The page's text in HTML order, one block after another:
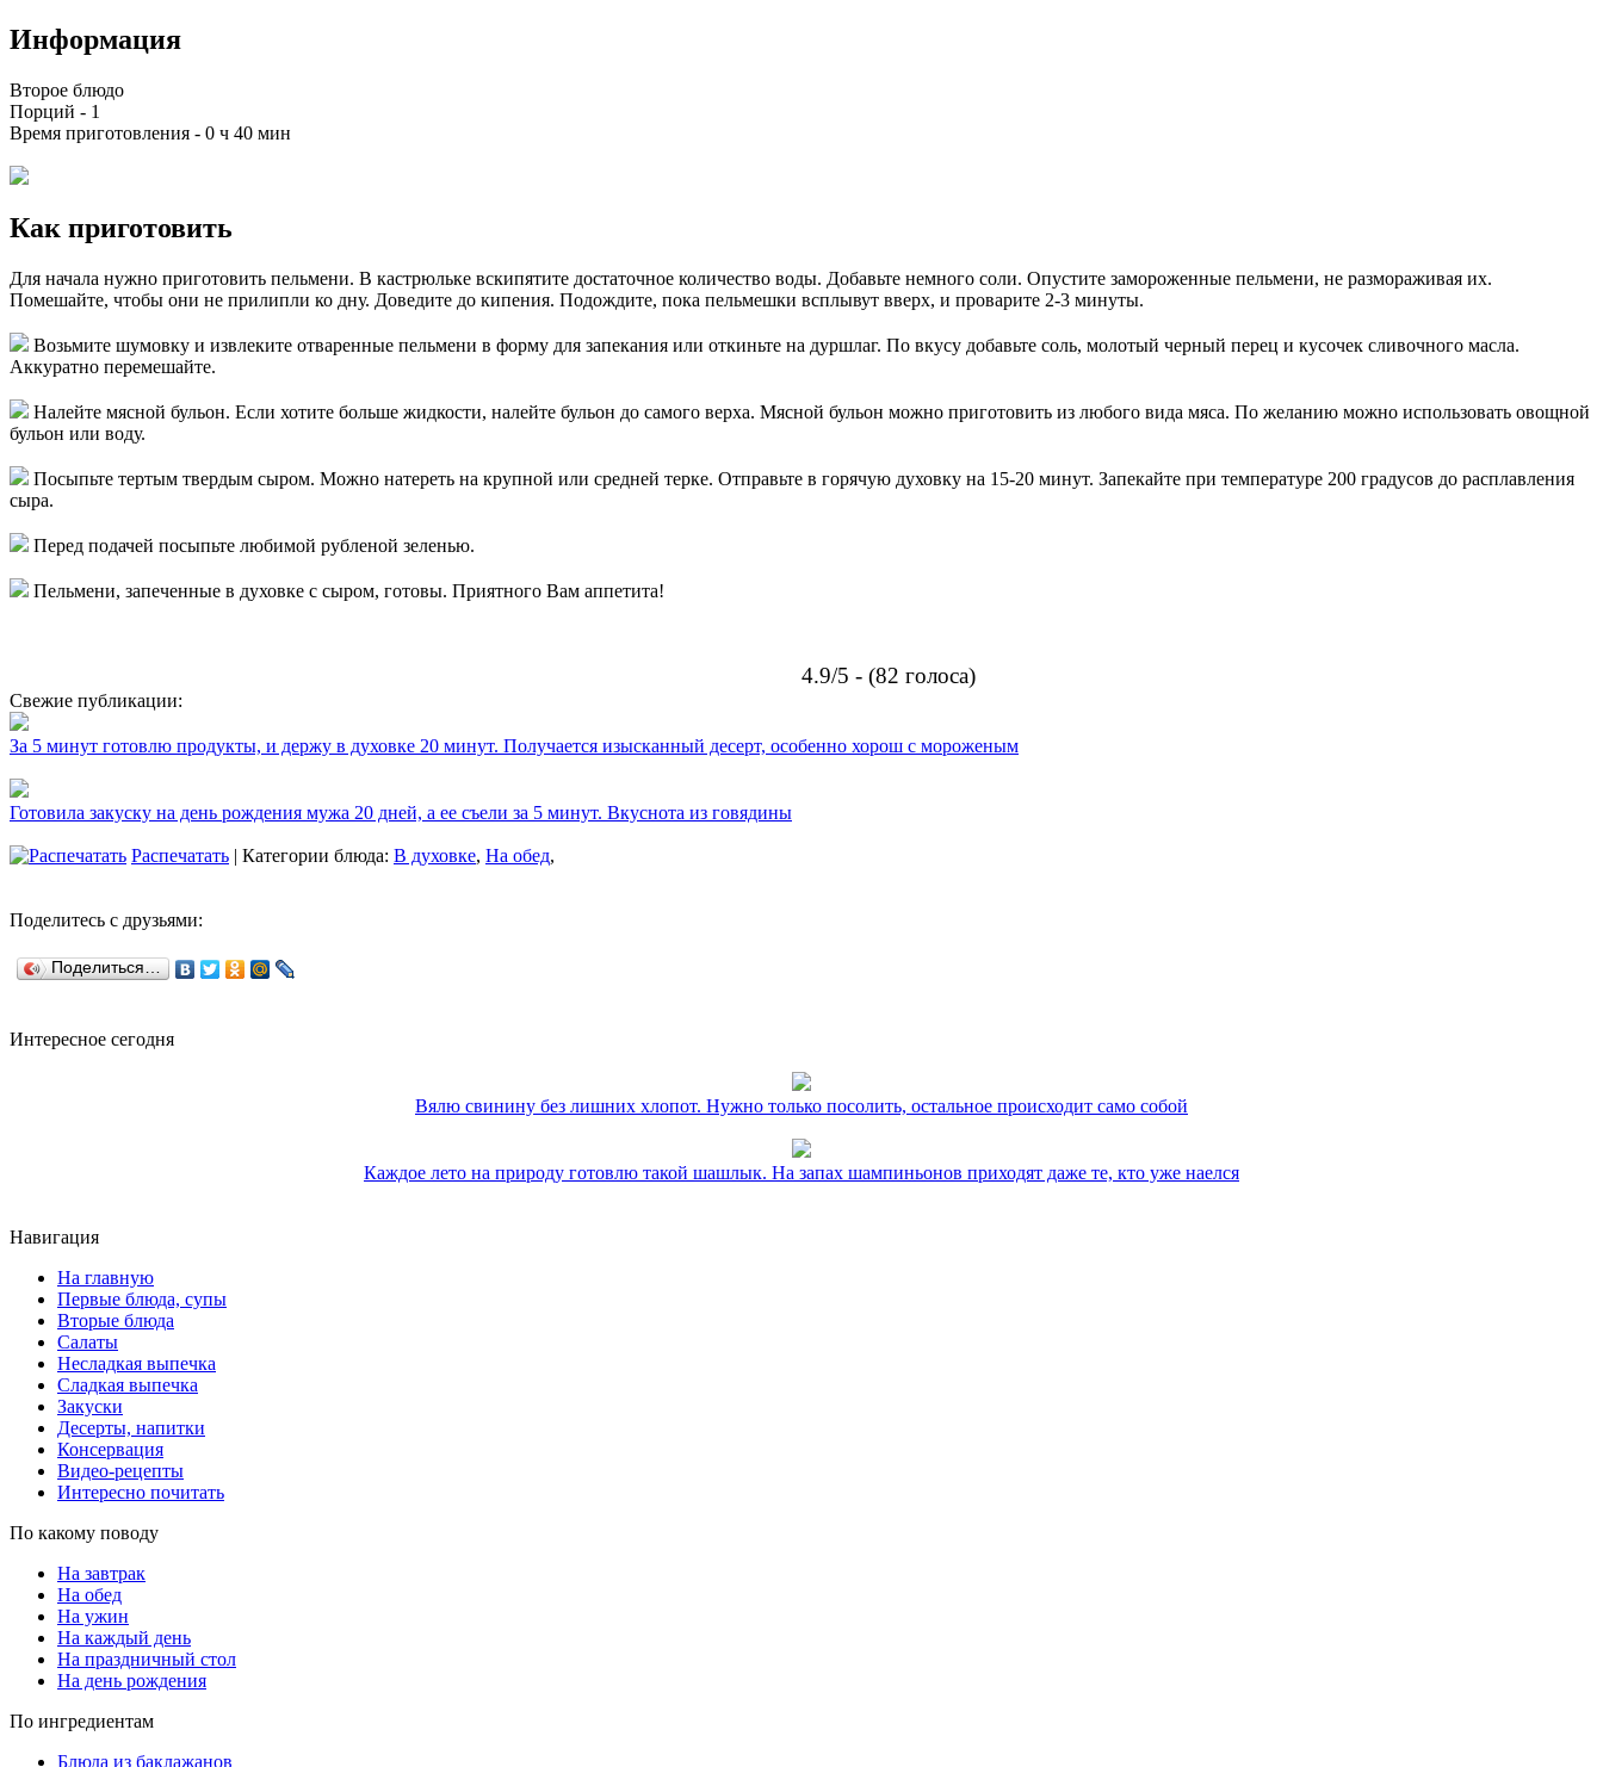
Информация
Второе блюдо
Порций - 1
Время приготовления - 0 ч 40 мин
Как приготовить
Для начала нужно приготовить пельмени. В кастрюльке вскипятите достаточное количество воды. Добавьте немного соли. Опустите замороженные пельмени, не размораживая их.
Помешайте, чтобы они не прилипли ко дну. Доведите до кипения. Подождите, пока пельмешки всплывут вверх, и проварите 2-3 минуты.
Возьмите шумовку и извлеките отваренные пельмени в форму для запекания или откиньте на дуршлаг. По вкусу добавьте соль, молотый черный перец и кусочек сливочного масла.
Аккуратно перемешайте.
Налейте мясной бульон. Если хотите больше жидкости, налейте бульон до самого верха. Мясной бульон можно приготовить из любого вида мяса. По желанию можно использовать овощной
бульон или воду.
Посыпьте тертым твердым сыром. Можно натереть на крупной или средней терке. Отправьте в горячую духовку на 15-20 минут. Запекайте при температуре 200 градусов до расплавления
сыра.
Перед подачей посыпьте любимой рубленой зеленью.
Пельмени, запеченные в духовке с сыром, готовы. Приятного Вам аппетита!
4.9/5 - (82 голоса)
Свежие публикации:
За 5 минут готовлю продукты, и держу в духовке 20 минут. Получается изысканный десерт, особенно хорош с мороженым
Готовила закуску на день рождения мужа 20 дней, а ее съели за 5 минут. Вкуснота из говядины
Распечатать | Категории блюда: В духовке, На обед,
Поделитесь с друзьями:
Поделиться…
Интересное сегодня
Вялю свинину без лишних хлопот. Нужно только посолить, остальное происходит само собой
Каждое лето на природу готовлю такой шашлык. На запах шампиньонов приходят даже те, кто уже наелся
Навигация
На главную
Первые блюда, супы
Вторые блюда
Салаты
Несладкая выпечка
Сладкая выпечка
Закуски
Десерты, напитки
Консервация
Видео-рецепты
Интересно почитать
По какому поводу
На завтрак
На обед
На ужин
На каждый день
На праздничный стол
На день рождения
По ингредиентам
Блюда из баклажанов